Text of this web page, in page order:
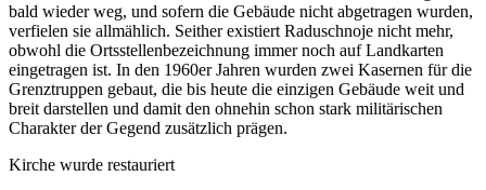
bald wieder weg, und sofern die Gebäude nicht abgetragen wurden,
verfielen sie allmählich. Seither existiert Raduschnoje nicht mehr,
obwohl die Ortsstellenbezeichnung immer noch auf Landkarten
eingetragen ist. In den 1960er Jahren wurden zwei Kasernen für die
Grenztruppen gebaut, die bis heute die einzigen Gebäude weit und
breit darstellen und damit den ohnehin schon stark militärischen
Charakter der Gegend zusätzlich prägen.
Kirche wurde restauriert